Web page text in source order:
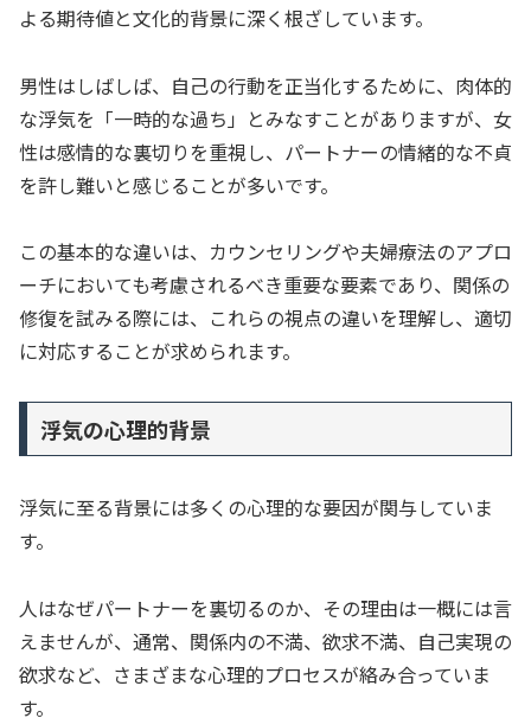
よる期待値と文化的背景に深く根ざしています。
男性はしばしば、自己の行動を正当化するために、肉体的
な浮気を「一時的な過ち」とみなすことがありますが、女
性は感情的な裏切りを重視し、パートナーの情緒的な不貞
を許し難いと感じることが多いです。
この基本的な違いは、カウンセリングや夫婦療法のアプロ
ーチにおいても考慮されるべき重要な要素であり、関係の
修復を試みる際には、これらの視点の違いを理解し、適切
に対応することが求められます。
浮気の心理的背景
浮気に至る背景には多くの心理的な要因が関与していま
す。
人はなぜパートナーを裏切るのか、その理由は一概には言
えませんが、通常、関係内の不満、欲求不満、自己実現の
欲求など、さまざまな心理的プロセスが絡み合っていま
す。